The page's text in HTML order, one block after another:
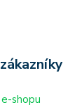
shopu